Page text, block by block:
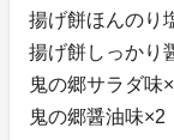
揚げ餅ほんのり
揚げ餅しっかり
鬼の郷サラダ味
鬼の郷醤油味×2